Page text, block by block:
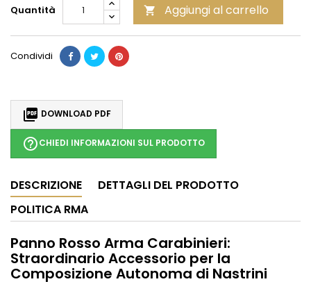
Quantità  Aggiungi al carrello
Condividi
 DOWNLOAD PDF
help_outlineCHIEDI INFORMAZIONI SUL PRODOTTO
DESCRIZIONE
DETTAGLI DEL PRODOTTO
POLITICA RMA
Panno Rosso Arma Carabinieri:
Straordinario Accessorio per la
Composizione Autonoma di Nastrini